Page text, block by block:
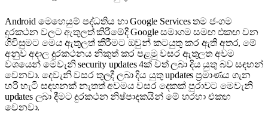
‍Android මෙහෙයුම් පද්ධතිය හා Google Services තම ජංගම
දුරකථන වලට ඇතුලත් කිරීමේදී Google සමාගම සමඟ එකඟ වන
ගිවිසුමට මෙය ඇතුලත් කිරීමට ඔවුන් කටයුතු කර ඇති අතර, මේ
අනුව අදාල දුරකථනය නිකුත් කර පළමු වසර ඇතුලත අවම
වශයෙන් මෙවැනි security updates 4ක් වත් ලබා දිය යුතු බව සඳහන්
වෙනවා. දෙවැනි වසර තුලදී ලබා දිය යුතු updates ප්‍රමාණය ගැන
හරි හැටි සඳහනක් නැතත් අවමය වසර දෙකක් පුරාවට මෙවැනි
updates ලබා දීමට දුරකථන නිෂ්පාදකයින් මේ හරහා එකඟ
වෙනවා.